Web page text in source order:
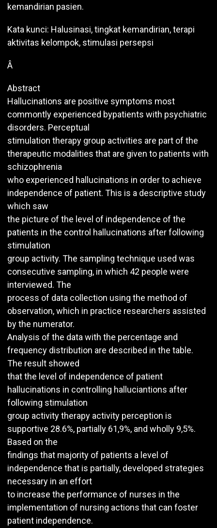
kemandirian pasien.
Kata kunci: Halusinasi, tingkat kemandirian, terapi
aktivitas kelompok, stimulasi persepsi
Â
Abstract
Hallucinations are positive symptoms most
commontly experienced bypatients with psychiatric
disorders. Perceptual
stimulation therapy group activities are part of the
therapeutic modalities that are given to patients with
schizophrenia
who experienced hallucinations in order to achieve
independence of patient. This is a descriptive study
which saw
the picture of the level of independence of the
patients in the control hallucinations after following
stimulation
group activity. The sampling technique used was
consecutive sampling, in which 42 people were
interviewed. The
process of data collection using the method of
observation, which in practice researchers assisted
by the numerator.
Analysis of the data with the percentage and
frequency distribution are described in the table.
The result showed
that the level of independence of patient
hallucinations in controlling halluciantions after
following stimulation
group activity therapy activity perception is
supportive 28.6%, partially 61,9%, and wholly 9,5%.
Based on the
findings that majority of patients a level of
independence that is partially, developed strategies
necessary in an effort
to increase the performance of nurses in the
implementation of nursing actions that can foster
patient independence.